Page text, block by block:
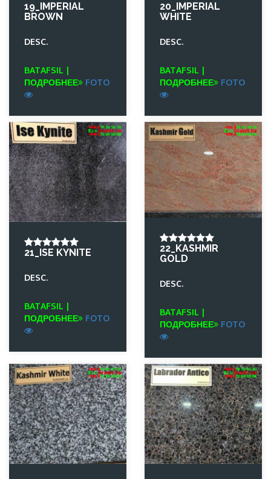
19_IMPERIAL
BROWN
DESC.
BATAFSIL |
ПОДРОБНЕЕ
FOTO
20_IMPERIAL
WHITE
DESC.
BATAFSIL |
ПОДРОБНЕЕ
FOTO
21_ISE KYNITE
DESC.
BATAFSIL |
ПОДРОБНЕЕ
FOTO
22_KASHMIR
GOLD
DESC.
BATAFSIL |
ПОДРОБНЕЕ
FOTO